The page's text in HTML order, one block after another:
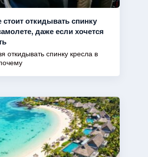
откидывать спинку
даже если хочется
откидывать спинку кресла в